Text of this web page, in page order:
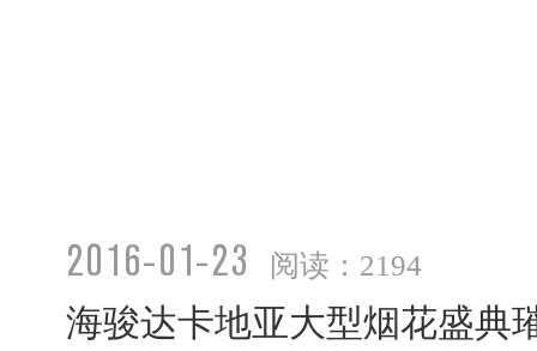
2016-01-23 阅读： 2194
海骏达卡地亚大型烟花盛典